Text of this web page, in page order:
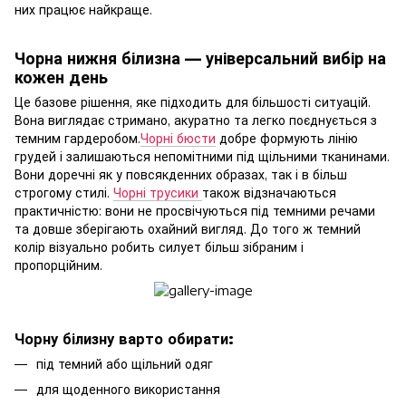
них працює найкраще.
Чорна нижня білизна — універсальний вибір на
кожен день
Це базове рішення, яке підходить для більшості ситуацій.
Вона виглядає стримано, акуратно та легко поєднується з
темним гардеробом.Чорні бюсти добре формують лінію
грудей і залишаються непомітними під щільними тканинами.
Вони доречні як у повсякденних образах, так і в більш
строгому стилі. Чорні трусики також відзначаються
практичністю: вони не просвічуються під темними речами
та довше зберігають охайний вигляд. До того ж темний
колір візуально робить силует більш зібраним і
пропорційним.
Чорну білизну варто обирати:
під темний або щільний одяг
для щоденного використання